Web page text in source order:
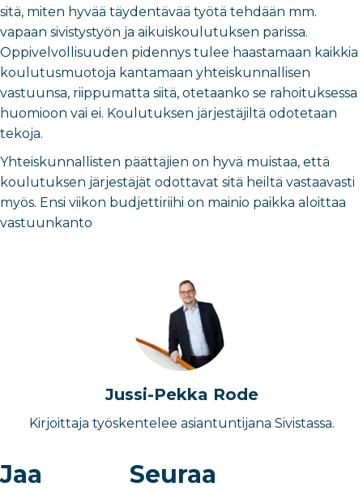
sitä, miten hyvää täydentävää työtä tehdään mm.
vapaan sivistystyön ja aikuiskoulutuksen parissa.
Oppivelvollisuuden pidennys tulee haastamaan kaikkia
koulutusmuotoja kantamaan yhteiskunnallisen
vastuunsa, riippumatta siitä, otetaanko se rahoituksessa
huomioon vai ei. Koulutuksen järjestäjiltä odotetaan
tekoja.
Yhteiskunnallisten päättäjien on hyvä muistaa, että
koulutuksen järjestäjät odottavat sitä heiltä vastaavasti
myös. Ensi viikon budjettiriihi on mainio paikka aloittaa
vastuunkanto
Jussi-Pekka Rode
Kirjoittaja työskentelee asiantuntijana Sivistassa.
Jaa Seuraa